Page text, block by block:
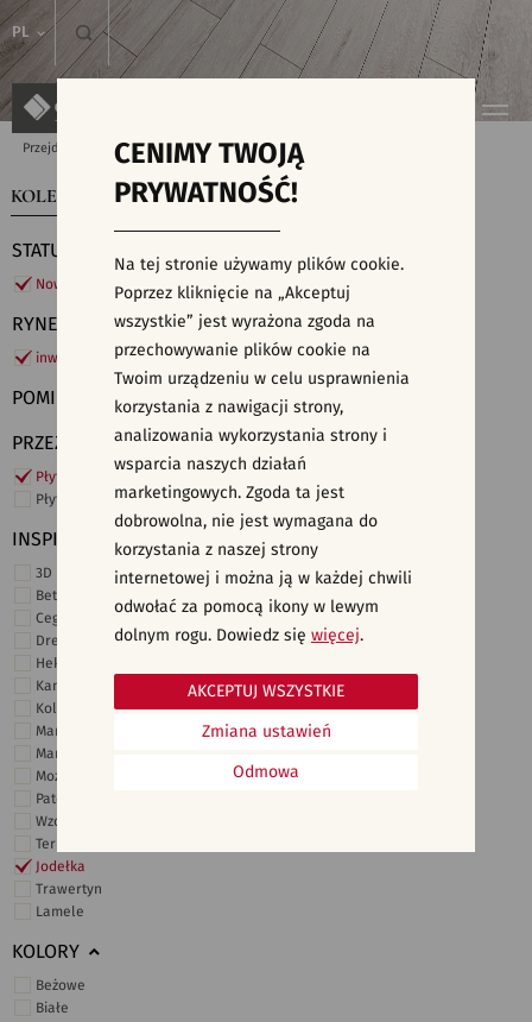
PL
Przejdź do strony głównej Kolekcje
KOLEKCJE WYSZUKIWARKA PŁYTEK
STATUS
Nowości
RYNEK
inwestycje
POMIESZCZENIE
PRZEZNACZENIE
Płytki ścienne
Płytki podłogowe
INSPIRACJE
3D i struktury
Beton
Cegiełki
Drewno
Heksagonalne
Kamień
Kolor
Marmur
Marokańskie
Mozaika
Patchwork
Wzory i motywy
Terrazzo
Jodełka
Trawertyn
Lamele
KOLORY
Beżowe
Białe
CENIMY TWOJĄ
PRYWATNOŚĆ!
Na tej stronie używamy plików cookie.
Poprzez kliknięcie na „Akceptuj
wszystkie” jest wyrażona zgoda na
przechowywanie plików cookie na
Twoim urządzeniu w celu usprawnienia
korzystania z nawigacji strony,
analizowania wykorzystania strony i
wsparcia naszych działań
marketingowych. Zgoda ta jest
dobrowolna, nie jest wymagana do
korzystania z naszej strony
internetowej i można ją w każdej chwili
odwołać za pomocą ikony w lewym
dolnym rogu. Dowiedz się więcej.
Odmowa
Zmiana ustawień
AKCEPTUJ WSZYSTKIE